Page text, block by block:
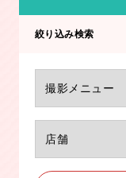
絞り込み検索